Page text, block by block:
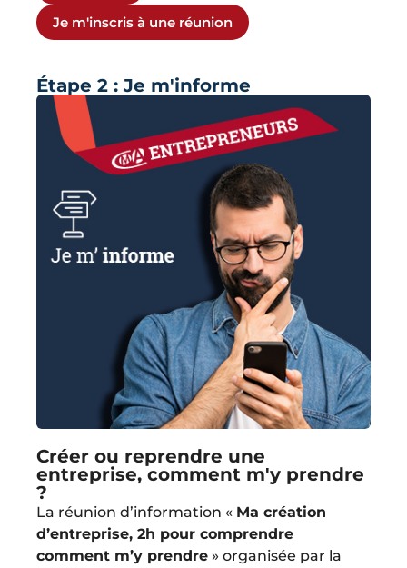
Je m'inscris à une réunion
Étape 2 : Je m'informe
Créer ou reprendre une
entreprise, comment m'y prendre
?
La réunion d’information « Ma création
d’entreprise, 2h pour comprendre
comment m’y prendre » organisée par la